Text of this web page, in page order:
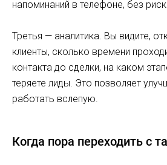
напоминаний в телефоне, без
Третья — аналитика. Вы видите,
клиенты, сколько времени
контакта до сделки, на каком
теряете лиды. Это позволяет
работать вслепую.
Когда пора переходить с